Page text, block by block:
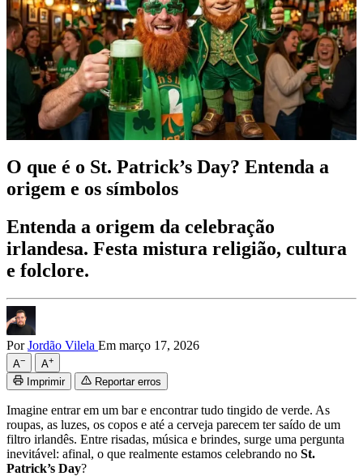
O que é o St. Patrick’s Day? Entenda a
origem e os símbolos
Entenda a origem da celebração
irlandesa. Festa mistura religião, cultura
e folclore.
PorJordão Vilela Em março 17, 2026
A− A+
Imprimir Reportar erros
Imagine entrar em um bar e encontrar tudo tingido de verde. As
roupas, as luzes, os copos e até a cerveja parecem ter saído de um
filtro irlandês. Entre risadas, música e brindes, surge uma pergunta
inevitável: afinal, o que realmente estamos celebrando no St.
Patrick’s Day?